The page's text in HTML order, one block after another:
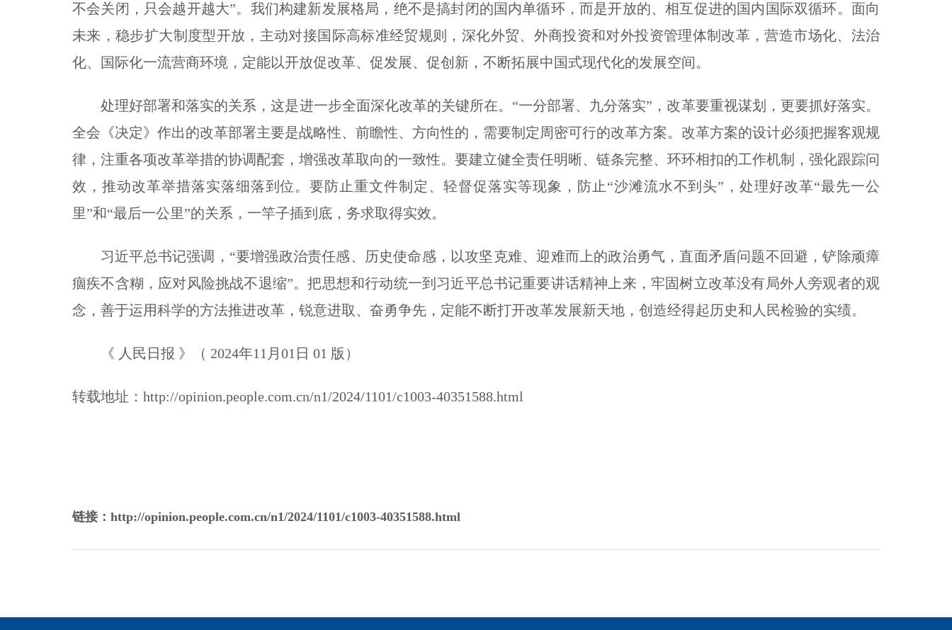
不会关闭，只会越开越大”。我们构建新发展格局，绝不是搞封闭的国内单循环，而是开放的、相互促进的国内国际双循环。面向
未来，稳步扩大制度型开放，主动对接国际高标准经贸规则，深化外贸、外商投资和对外投资管理体制改革，营造市场化、法治
化、国际化一流营商环境，定能以开放促改革、促发展、促创新，不断拓展中国式现代化的发展空间。
处理好部署和落实的关系，这是进一步全面深化改革的关键所在。“一分部署、九分落实”，改革要重视谋划，更要抓好落实。
全会《决定》作出的改革部署主要是战略性、前瞻性、方向性的，需要制定周密可行的改革方案。改革方案的设计必须把握客观规
律，注重各项改革举措的协调配套，增强改革取向的一致性。要建立健全责任明晰、链条完整、环环相扣的工作机制，强化跟踪问
效，推动改革举措落实落细落到位。要防止重文件制定、轻督促落实等现象，防止“沙滩流水不到头”，处理好改革“最先一公
里”和“最后一公里”的关系，一竿子插到底，务求取得实效。
习近平总书记强调，“要增强政治责任感、历史使命感，以攻坚克难、迎难而上的政治勇气，直面矛盾问题不回避，铲除顽瘴
痼疾不含糊，应对风险挑战不退缩”。把思想和行动统一到习近平总书记重要讲话精神上来，牢固树立改革没有局外人旁观者的观
念，善于运用科学的方法推进改革，锐意进取、奋勇争先，定能不断打开改革发展新天地，创造经得起历史和人民检验的实绩。
《 人民日报 》（ 2024年11月01日 01 版）
转载地址： http://opinion.people.com.cn/n1/2024/1101/c1003-40351588.html
链接：http://opinion.people.com.cn/n1/2024/1101/c1003-40351588.html